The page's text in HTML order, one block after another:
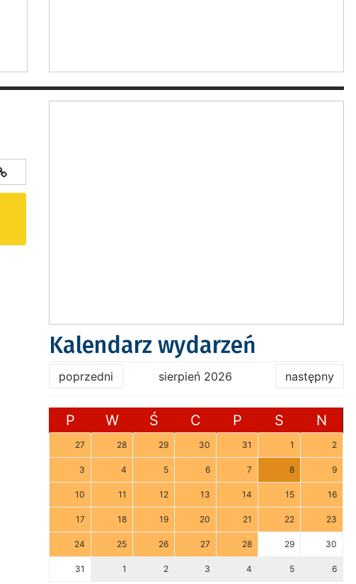
Kalendarz wydarzeń
poprzedni sierpień 2026 następny
P W Ś C P S N
27 28 29 30 31 1 2
3 4 5 6 7 8 9
10 11 12 13 14 15 16
17 18 19 20 21 22 23
24 25 26 27 28 29 30
31 1 2 3 4 5 6